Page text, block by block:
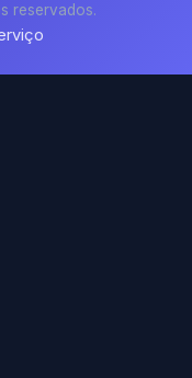
reservados.